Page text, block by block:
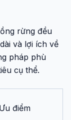
rừng đều
và lợi ích về
pháp phù
cụ thể.
Ưu điểm